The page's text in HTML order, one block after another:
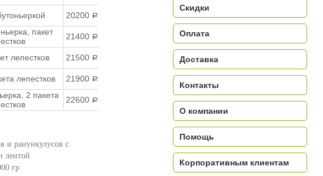
20200 a
пакет
21400 a
лепестков 21500 a
лепестков 21900 a
2 пакета
22600 a
и ранункулусов с
лентой
гр
Скидки
Оплата
Доставка
Контакты
О компании
Помощь
Корпоративным клиентам